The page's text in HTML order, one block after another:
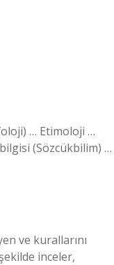
… Etimoloji …
(Sözcükbilim) …
ve kurallarını
inceler,